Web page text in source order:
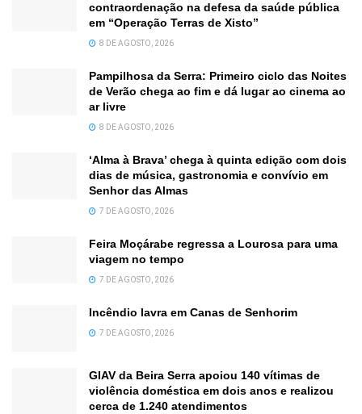
contraordenação na defesa da saúde pública
em “Operação Terras de Xisto”
8 DE AGOSTO, 2026
Pampilhosa da Serra: Primeiro ciclo das Noites
de Verão chega ao fim e dá lugar ao cinema ao
ar livre
8 DE AGOSTO, 2026
‘Alma à Brava’ chega à quinta edição com dois
dias de música, gastronomia e convívio em
Senhor das Almas
7 DE AGOSTO, 2026
Feira Moçárabe regressa a Lourosa para uma
viagem no tempo
7 DE AGOSTO, 2026
Incêndio lavra em Canas de Senhorim
7 DE AGOSTO, 2026
GIAV da Beira Serra apoiou 140 vítimas de
violência doméstica em dois anos e realizou
cerca de 1.240 atendimentos